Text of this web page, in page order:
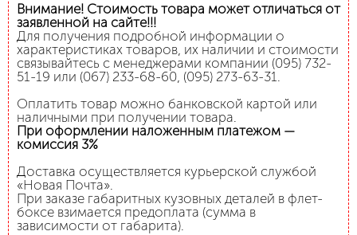
Внимание! Стоимость товара может отличаться от
заявленной на сайте!!!
Для получения подробной информации о
характеристиках товаров, их наличии и стоимости
связывайтесь с менеджерами компании (095) 732-
51-19 или (067) 233-68-60, (095) 273-63-31.
Оплатить товар можно банковской картой или
наличными при получении товара.
При оформлении наложенным платежом —
комиссия 3%
Доставка осуществляется курьерской службой
«Новая Почта».
При заказе габаритных кузовных деталей в флет-
боксе взимается предоплата (сумма в
зависимости от габарита).